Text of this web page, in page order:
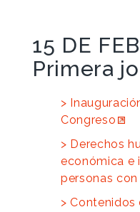
15 DE
Primera
Congreso
Derechos
económica e
personas
Contenidos